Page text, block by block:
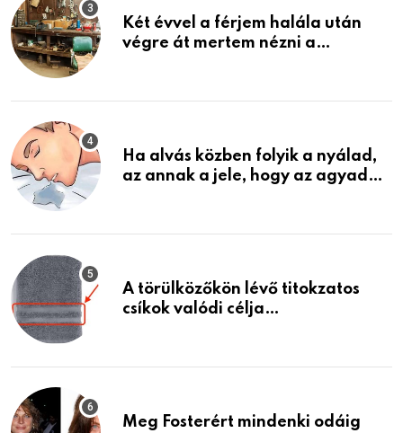
Két évvel a férjem halála után
végre át mertem nézni a
életemet
Ha alvás közben folyik a nyálad,
az annak a jele, hogy az agyad…
A törülközőkön lévő titokzatos
csíkok valódi célja…
Meg Fosterért mindenki odáig